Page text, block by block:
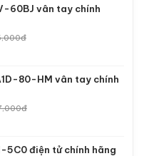
60BJ vân tay chính
80-HM vân tay chính
5C0 điện tử chính hãng